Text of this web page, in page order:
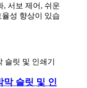
, 서보 제어, 쉬운
성 향상이 있습
막 슬릿 및 인